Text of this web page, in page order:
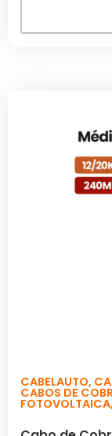
CABELAUTO,
CABOS DE
FOTOVOLTAICA,